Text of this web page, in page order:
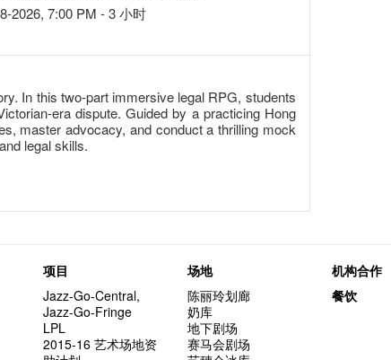
2026, 7:00 PM - 3 小时
In this two-part immersive legal RPG, students
era dispute. Guided by a practicing Hong
master advocacy, and conduct a thrilling mock
legal skills.
项目
Jazz-Go-Central,
Jazz-Go-Fringe
LPL
2015-16 艺术场地资
场地
陈丽玲划廊
奶库
地下剧场
赛马会剧场
机构合作
餐饮